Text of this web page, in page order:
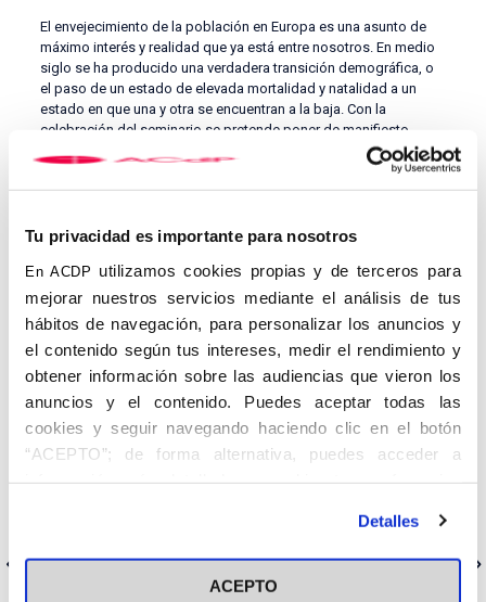
Tu privacidad es importante para nosotros
En ACDP utilizamos cookies propias y de terceros para
mejorar nuestros servicios mediante el análisis de tus
hábitos de navegación, para personalizar los anuncios y
el contenido según tus intereses, medir el rendimiento y
obtener información sobre las audiencias que vieron los
anuncios y el contenido. Puedes aceptar todas las
cookies y seguir navegando haciendo clic en el botón
“ACEPTO”; de forma alternativa, puedes acceder a
información más detallada y cambiar tus preferencias
en el botón "Personalizar". Para más información puedes
visitar nuestra Política de Cookies
Detalles
ACEPTO
El envejecimiento de la población en Europa es una asunto de
máximo interés y realidad que ya está entre nosotros. En medio
siglo se ha producido una verdadera transición demográfica, o
el paso de un estado de elevada mortalidad y natalidad a un
estado en que una y otra se encuentran a la baja. Con la
celebración del seminario se pretende poner de manifiesto
numerosos análisis y debates para estudiar esta situación que
VINCENZO BASSI. Presidente de la FAFCE (Federation of
Catholic Family Associations in Europe)
ALEJANDRO MACARRÓN
. Director de la Fundación
Renacimiento Demográfico
CARMEN FERNÁNDEZ DE LA CIGOÑA.Directora del
Instituto CEU de Estudios de la Familia
Unirse a la reunión Zoom:
https://zoom.us/j/92457451208?
pwd=cmMvdzNqZlpoNGI4OWFCZDB5OENRdz09
ID de reunión: 924 5745 1208 ǀ Código de acceso: 241414
Anterior Siguiente